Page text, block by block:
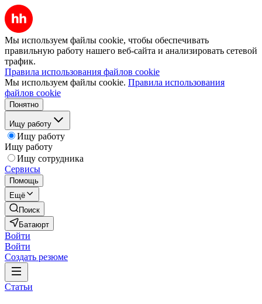
Мы используем файлы cookie, чтобы обеспечивать
правильную работу нашего веб-сайта и анализировать сетевой
трафик.
Правила использования файлов cookie
Мы используем файлы cookie. Правила использования
файлов cookie
Понятно
Ищу работу
Ищу работу
Ищу работу
Ищу сотрудника
Сервисы
Помощь
Ещё
Поиск
Батаюрт
Войти
Войти
Создать резюме
Статьи